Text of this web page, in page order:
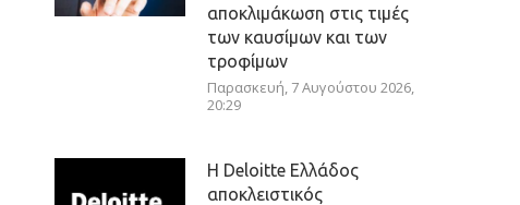
αποκλιμάκωση στις τιμές
των καυσίμων και των
τροφίμων
Παρασκευή, 7 Αυγούστου 2026,
20:29
Η Deloitte Ελλάδος
αποκλειστικός